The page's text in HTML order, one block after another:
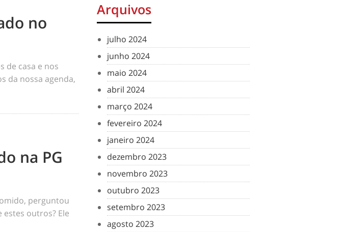
no
de casa e nos
da nossa agenda,
na PG
perguntou
estes outros? Ele
Arquivos
julho 2024
junho 2024
maio 2024
abril 2024
março 2024
fevereiro 2024
janeiro 2024
dezembro 2023
novembro 2023
outubro 2023
setembro 2023
agosto 2023